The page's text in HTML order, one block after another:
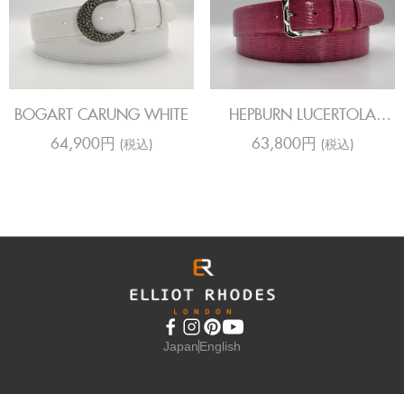
BOGART CARUNG WHITE
64,900円 (税込)
HEPBURN LUCERTOLA
SAHARA HOTPINK
63,800円 (税込)
JapanEnglish